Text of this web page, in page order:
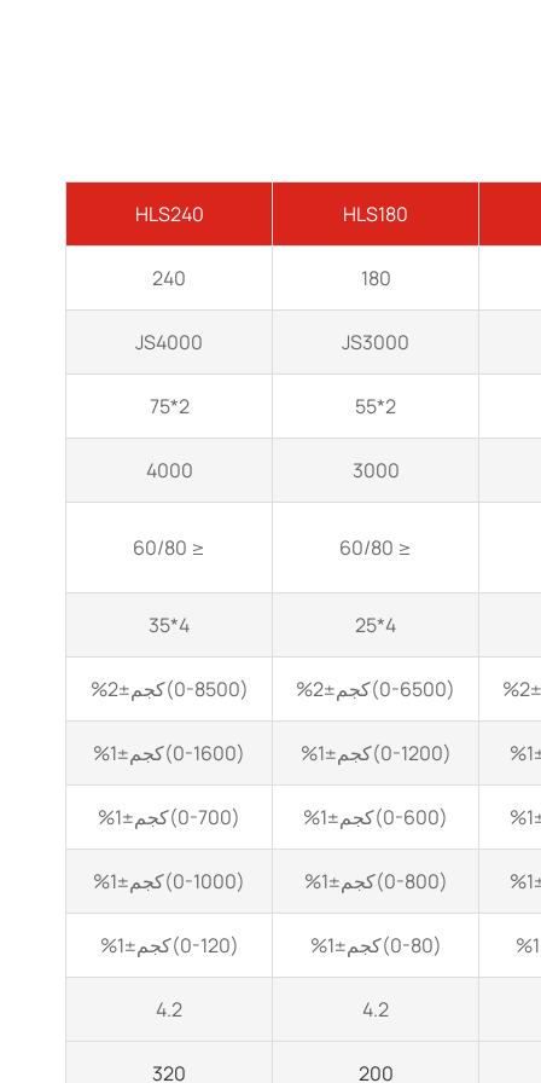
HLS180
HLS240
180
240
JS3000
JS4000
2*55
2*75
3000
4000
≤ 60/80
≤ 60/80
4*25
4*35
(0-6500)كجم±2% (0-8500)كجم±2%
(0-1200)كجم±1% (0-1600)كجم±1%
(0-600)كجم±1% (0-700)كجم±1%
(0-800)كجم±1% (0-1000)كجم±1%
(0-80)كجم±1% (0-120)كجم±1%
4.2
4.2
200
320